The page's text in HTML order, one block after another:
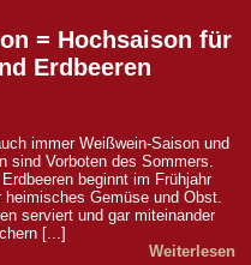
= Hochsaison für
Erdbeeren
immer Weißwein-Saison und
sind Vorboten des Sommers.
beginnt im Frühjahr
heimisches Gemüse und Obst.
serviert und gar miteinander
[...]
Weiterlesen